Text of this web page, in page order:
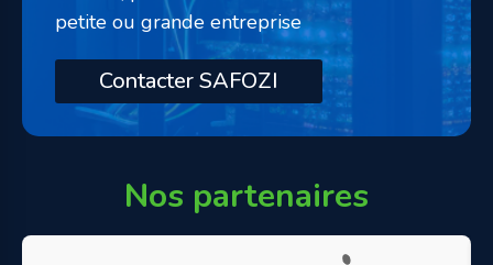
petite ou grande entreprise
Contacter SAFOZI
Nos partenaires